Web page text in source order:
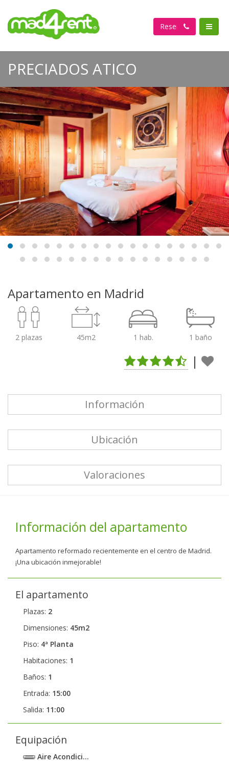
Reservar
PRECIADOS ATICO
Apartamento en Madrid
2 plazas 45m2 1 hab. 1 baño
|
Información
Ubicación
Valoraciones
Información del apartamento
Apartamento reformado recientemente en el centro de Madrid.
¡Una ubicación inmejorable!
El apartamento
Plazas: 2
Dimensiones: 45m2
Piso: 4ª Planta
Habitaciones: 1
Baños: 1
Entrada: 15:00
Salida: 11:00
Equipación
Aire Acondici...